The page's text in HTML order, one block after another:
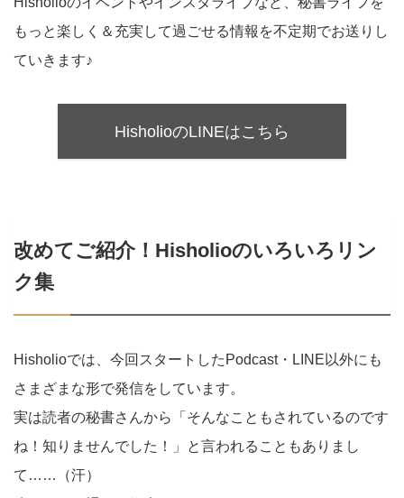
もっと楽しく＆充実して過ごせる情報を不定期でお送りし
ていきます♪
HisholioのLINEはこちら
改めてご紹介！Hisholioのいろいろリン
ク集
Hisholioでは、今回スタートしたPodcast・LINE以外にも
さまざまな形で発信をしています。
実は読者の秘書さんから「そんなこともされているのです
ね！知りませんでした！」と言われることもありまし
て……（汗）